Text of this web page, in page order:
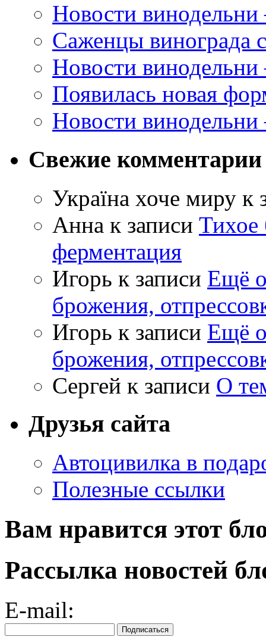
Новости
Саженцы винограда
Новости
Появилась новая
Новости
Свежие комментарии
Україна хоче миру к
Анна к записи Тихое
ферментация
Игорь к записи Ещё
брожения,
Игорь к записи Ещё
брожения,
Сергей к записи О
Друзья сайта
Автоцивилка в
Полезные ссылки
Вам нравится этот
Рассылка новостей
E-mail: